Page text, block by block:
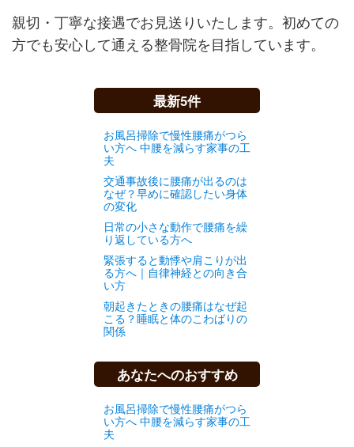
親切・丁寧な接遇でお見送りいたします。初めての
方でも安心して通える整骨院を目指しています。
最新5件
お風呂掃除で慢性腰痛がつら
い方へ 中腰を減らす家事の工
夫
交通事故後に腰痛が出るのは
なぜ？早めに確認したい身体
の変化
日常の小さな動作で腰痛を繰
り返している方へ
緊張すると動悸や肩こりが出
る方へ｜自律神経との向き合
い方
朝起きたときの腰痛はなぜ起
こる？睡眠と体のこわばりの
関係
あなたへのおすすめ
お風呂掃除で慢性腰痛がつら
い方へ 中腰を減らす家事の工
夫